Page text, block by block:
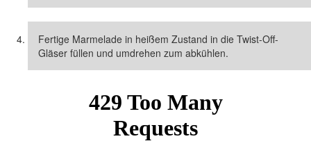
Fertige Marmelade in heißem Zustand in die Twist-Off-
Gläser füllen und umdrehen zum abkühlen.